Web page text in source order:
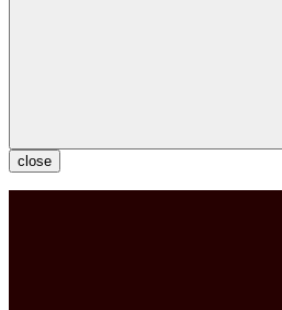
close